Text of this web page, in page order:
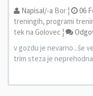
Napisal/-a Bor ¦ 06
treningih, programi
tek na Golovec ¦
v gozdu je nevarno...še
trim steza je